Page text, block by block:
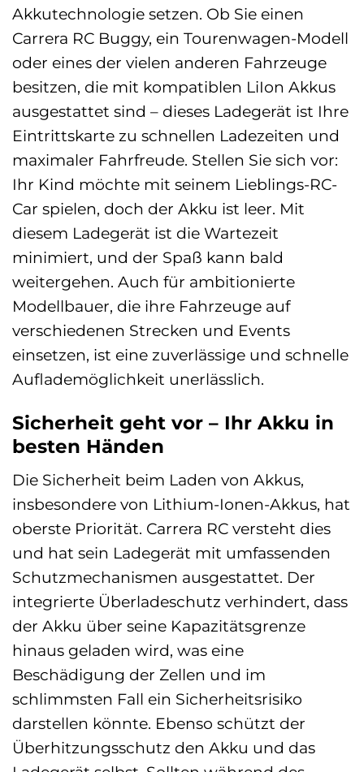
Akkutechnologie setzen. Ob Sie einen
Carrera RC Buggy, ein Tourenwagen-Modell
oder eines der vielen anderen Fahrzeuge
besitzen, die mit kompatiblen LiIon Akkus
ausgestattet sind – dieses Ladegerät ist Ihre
Eintrittskarte zu schnellen Ladezeiten und
maximaler Fahrfreude. Stellen Sie sich vor:
Ihr Kind möchte mit seinem Lieblings-RC-
Car spielen, doch der Akku ist leer. Mit
diesem Ladegerät ist die Wartezeit
minimiert, und der Spaß kann bald
weitergehen. Auch für ambitionierte
Modellbauer, die ihre Fahrzeuge auf
verschiedenen Strecken und Events
einsetzen, ist eine zuverlässige und schnelle
Auflademöglichkeit unerlässlich.
Sicherheit geht vor – Ihr Akku in
besten Händen
Die Sicherheit beim Laden von Akkus,
insbesondere von Lithium-Ionen-Akkus, hat
oberste Priorität. Carrera RC versteht dies
und hat sein Ladegerät mit umfassenden
Schutzmechanismen ausgestattet. Der
integrierte Überladeschutz verhindert, dass
der Akku über seine Kapazitätsgrenze
hinaus geladen wird, was eine
Beschädigung der Zellen und im
schlimmsten Fall ein Sicherheitsrisiko
darstellen könnte. Ebenso schützt der
Überhitzungsschutz den Akku und das